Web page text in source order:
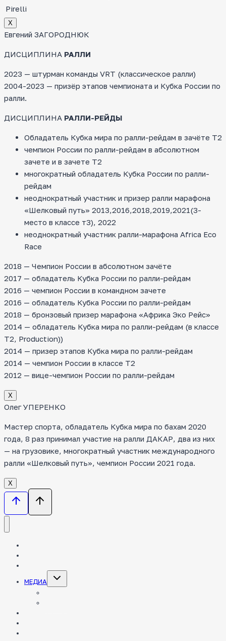
Pirelli
Х
Евгений ЗАГОРОДНЮК
ДИСЦИПЛИНА РАЛЛИ
2023 — штурман команды VRT (классическое ралли)
2004-2023 — призёр этапов чемпионата и Кубка России по
ралли.
ДИСЦИПЛИНА РАЛЛИ-РЕЙДЫ
Обладатель Кубка мира по ралли-рейдам в зачёте Т2
чемпион России по ралли-рейдам в абсолютном
зачете и в зачете Т2
многократный обладатель Кубка России по ралли-
рейдам
неоднократный участник и призер ралли марафона
«Шелковый путь» 2013,2016,2018,2019,2021(3-
место в классе т3), 2022
неоднократный участник ралли-марафона Africa Eco
Race
2018 — Чемпион России в абсолютном зачёте
2017 — обладатель Кубка России по ралли-рейдам
2016 — чемпион России в командном зачете
2016 — обладатель Кубка России по ралли-рейдам
2018 — бронзовый призер марафона «Африка Эко Рейс»
2014 — обладатель Кубка мира по ралли-рейдам (в классе
T2, Production))
2014 — призер этапов Кубка мира по ралли-рейдам
2014 — чемпион России в классе Т2
2012 — вице-чемпион России по ралли-рейдам
Х
Олег УПЕРЕНКО
Мастер спорта, обладатель Кубка мира по бахам 2020
года, 8 раз принимал участие на ралли ДАКАР, два из них
— на грузовике, многократный участник международного
ралли «Шелковый путь», чемпион России 2021 года.
Х
МЕДИА
Toggle